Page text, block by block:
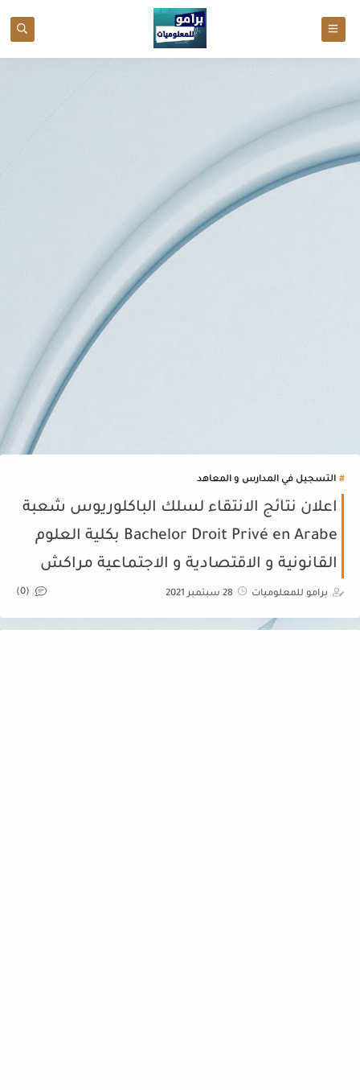
التسجيل في المدارس و المعاهد
اعلان نتائج الانتقاء لسلك الباكلوريوس شعبة
Bachelor Droit Privé en Arabe بكلية العلوم
القانونية و الاقتصادية و الاجتماعية مراكش
برامو للمعلوميات 28 سبتمبر 2021 (0)